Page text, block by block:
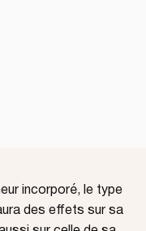
incorporé, le type
des effets sur sa